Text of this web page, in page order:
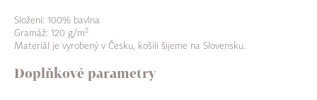
Složení: 100% bavlna
Gramáž: 120 g/m2
Materiál je vyrobený v Česku, košili šijeme na Slovensku.
Doplňkové parametry